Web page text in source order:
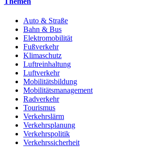
Auto & Straße
Bahn & Bus
Elektromobilität
Fußverkehr
Klimaschutz
Luftreinhaltung
Luftverkehr
Mobilitätsbildung
Mobilitätsmanagement
Radverkehr
Tourismus
Verkehrslärm
Verkehrsplanung
Verkehrspolitik
Verkehrssicherheit